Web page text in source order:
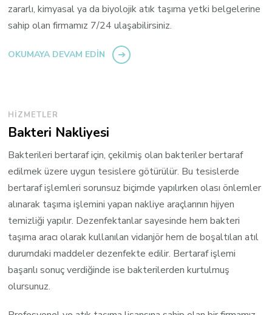
zararlı, kimyasal ya da biyolojik atık taşıma yetki belgelerine
sahip olan firmamız 7/24 ulaşabilirsiniz.
OKUMAYA DEVAM EDIN
HIZMETLER
Bakteri Nakliyesi
Bakterileri bertaraf için, çekilmiş olan bakteriler bertaraf
edilmek üzere uygun tesislere götürülür. Bu tesislerde
bertaraf işlemleri sorunsuz biçimde yapılırken olası önlemler
alınarak taşıma işlemini yapan nakliye araçlarının hijyen
temizliği yapılır. Dezenfektanlar sayesinde hem bakteri
taşıma aracı olarak kullanılan vidanjör hem de boşaltılan atıl
durumdaki maddeler dezenfekte edilir. Bertaraf işlemi
başarılı sonuç verdiğinde ise bakterilerden kurtulmuş
olursunuz.